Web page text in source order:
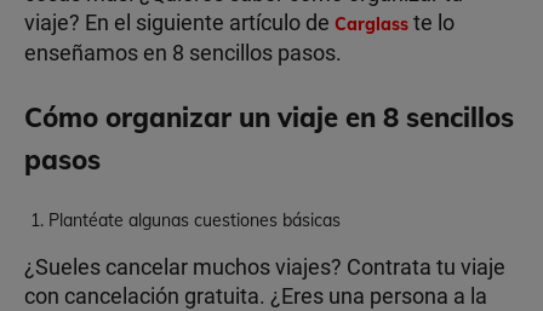
viaje? En el siguiente artículo de Carglass te lo
enseñamos en 8 sencillos pasos.
Cómo organizar un viaje en 8 sencillos
pasos
Plantéate algunas cuestiones básicas
¿Sueles cancelar muchos viajes? Contrata tu viaje
con cancelación gratuita. ¿Eres una persona a la